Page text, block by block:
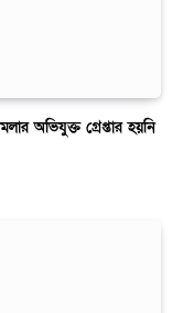
অভিযুক্ত গ্রেপ্তার হয়নি